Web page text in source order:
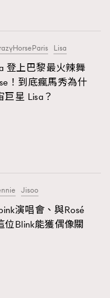
Spain Lisa
登上巴黎最火辣舞
！到底瘋馬秀為什
星 Lisa？
Jisoo
演唱會、與Rosé
位Blink能獲偶像關